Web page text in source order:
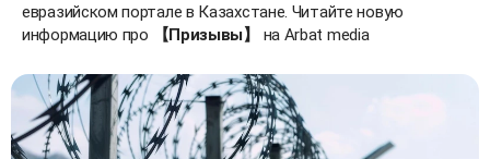
евразийском портале в Казахстане. Читайте новую
информацию про
【Призывы】 на Arbat media